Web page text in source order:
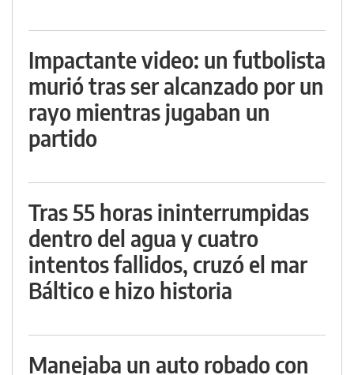
Impactante video: un futbolista
murió tras ser alcanzado por un
rayo mientras jugaban un
partido
Tras 55 horas ininterrumpidas
dentro del agua y cuatro
intentos fallidos, cruzó el mar
Báltico e hizo historia
Manejaba un auto robado con